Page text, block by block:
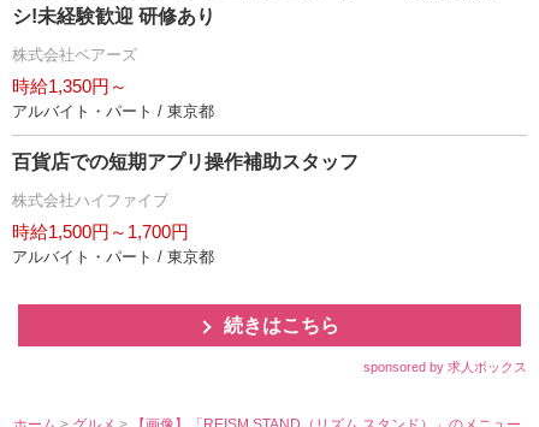
シ!未経験歓迎 研修あり
株式会社ベアーズ
時給1,350円～
アルバイト・パート / 東京都
百貨店での短期アプリ操作補助スタッフ
株式会社ハイファイブ
時給1,500円～1,700円
アルバイト・パート / 東京都
続きはこちら
sponsored by 求人ボックス